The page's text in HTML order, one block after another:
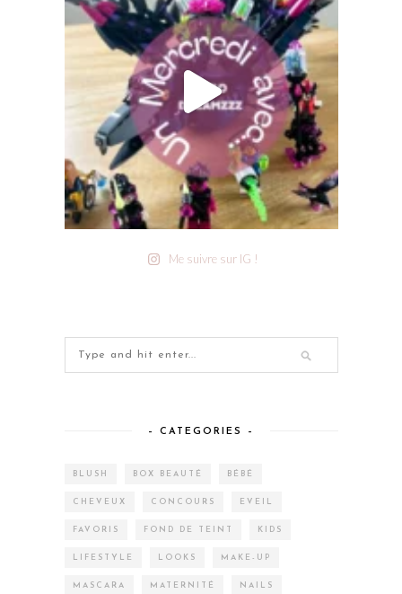
Me suivre sur IG !
– CATEGORIES –
BLUSH BOX BEAUTÉ BÉBÉ
CHEVEUX CONCOURS EVEIL
FAVORIS FOND DE TEINT KIDS
LIFESTYLE LOOKS MAKE-UP
MASCARA MATERNITÉ NAILS